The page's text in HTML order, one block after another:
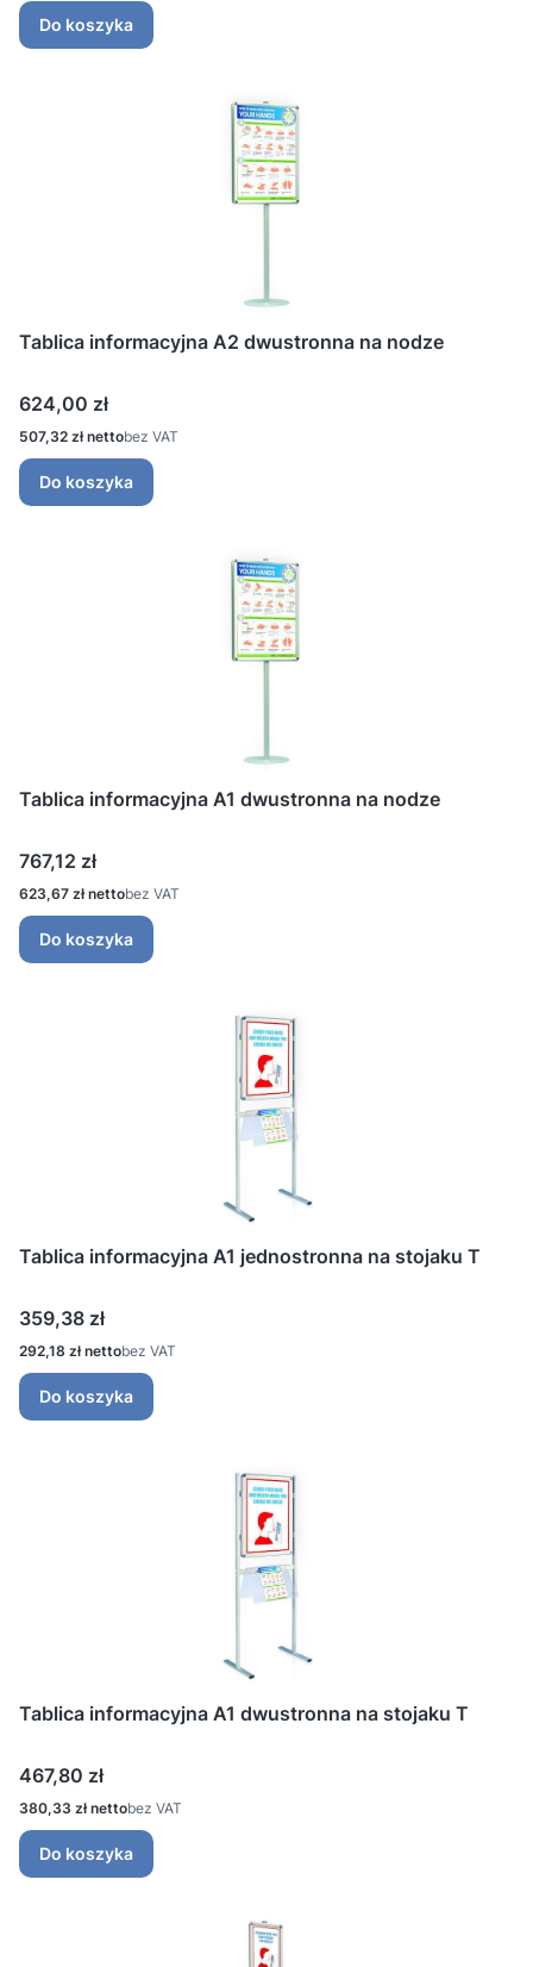
Do koszyka
Tablica informacyjna A2 dwustronna na nodze
Cena
624,00 zł
Cena
507,32 zł bez VAT
Do koszyka
Tablica informacyjna A1 dwustronna na nodze
Cena
767,12 zł
Cena
623,67 zł bez VAT
Do koszyka
Tablica informacyjna A1 jednostronna na stojaku T
Cena
359,38 zł
Cena
292,18 zł bez VAT
Do koszyka
Tablica informacyjna A1 dwustronna na stojaku T
Cena
467,80 zł
Cena
380,33 zł bez VAT
Do koszyka